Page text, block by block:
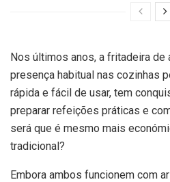
Nos últimos anos, a fritadeira de
presença habitual nas cozinhas
rápida e fácil de usar, tem
preparar refeições práticas e
será que é mesmo mais
tradicional?
Embora ambos funcionem com